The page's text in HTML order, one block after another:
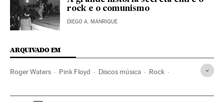
rock e o comunismo
DIEGO A. MANRIQUE
ARQUIVADO EM
Roger Waters Pink Floyd Discos música Rock